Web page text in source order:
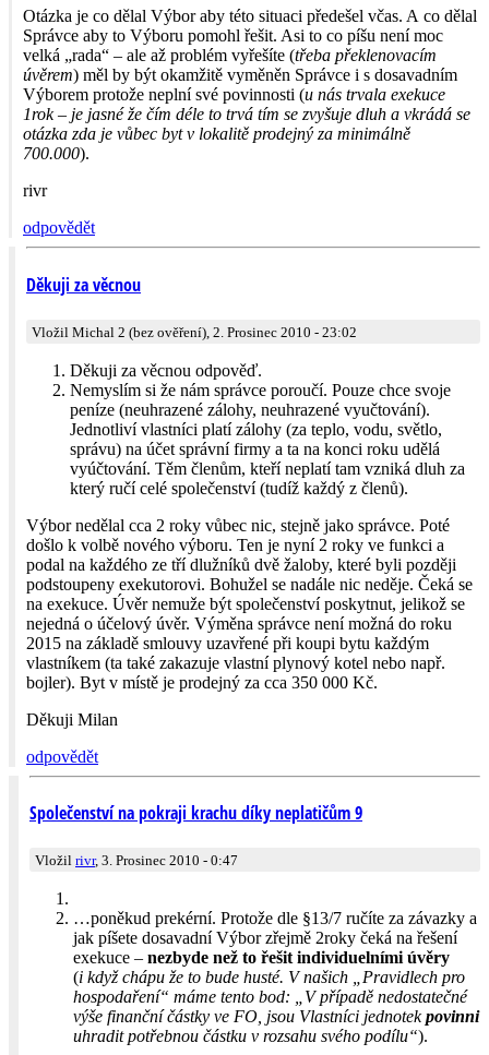
Otázka je co dělal Výbor aby této situaci předešel včas. A co dělal
Správce aby to Výboru pomohl řešit. Asi to co píšu není moc
velká „rada“ – ale až problém vyřešíte (třeba překlenovacím
úvěrem) měl by být okamžitě vyměněn Správce i s dosavadním
Výborem protože neplní své povinnosti (u nás trvala exekuce
1rok – je jasné že čím déle to trvá tím se zvyšuje dluh a vkrádá se
otázka zda je vůbec byt v lokalitě prodejný za minimálně
700.000).
rivr
odpovědět
Děkuji za věcnou
Vložil Michal 2 (bez ověření), 2. Prosinec 2010 - 23:02
Děkuji za věcnou odpověď.
Nemyslím si že nám správce poroučí. Pouze chce svoje
peníze (neuhrazené zálohy, neuhrazené vyučtování).
Jednotliví vlastníci platí zálohy (za teplo, vodu, světlo,
správu) na účet správní firmy a ta na konci roku udělá
vyúčtování. Těm členům, kteří neplatí tam vzniká dluh za
který ručí celé společenství (tudíž každý z členů).
Výbor nedělal cca 2 roky vůbec nic, stejně jako správce. Poté
došlo k volbě nového výboru. Ten je nyní 2 roky ve funkci a
podal na každého ze tří dlužníků dvě žaloby, které byli později
podstoupeny exekutorovi. Bohužel se nadále nic neděje. Čeká se
na exekuce. Úvěr nemuže být společenství poskytnut, jelikož se
nejedná o účelový úvěr. Výměna správce není možná do roku
2015 na základě smlouvy uzavřené při koupi bytu každým
vlastníkem (ta také zakazuje vlastní plynový kotel nebo např.
bojler). Byt v místě je prodejný za cca 350 000 Kč.
Děkuji Milan
odpovědět
Společenství na pokraji krachu díky neplatičům 9
Vložil rivr, 3. Prosinec 2010 - 0:47
…poněkud prekérní. Protože dle §13/7 ručíte za závazky a
jak píšete dosavadní Výbor zřejmě 2roky čeká na řešení
exekuce – nezbyde než to řešit individuelními úvěry
(i když chápu že to bude husté. V našich „Pravidlech pro
hospodaření“ máme tento bod: „V případě nedostatečné
výše finanční částky ve FO, jsou Vlastníci jednotekpovinni
uhradit potřebnou částku v rozsahu svého podílu“).